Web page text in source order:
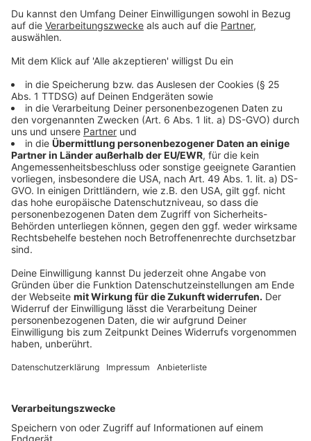
Anzeige
So macht ihr mit
Schickt eure Geschichte zusammen mit ein paar
Informationen zu eurem Urlaubsmitbringsel per E-Mail
ansommerwettbewerb@ksta-kr.de oder per Post
an die Lokalredaktion der Oberbergischen
Volkszeitung.
Erzählt, warum dieses Erinnerungsstück für euch so
besonders ist und welche Erlebnisse ihr damit
verbindet. Ein Foto eures Mitbringsels könnt ihr
ebenfalls gerne mitschicken.
Einsendeschluss ist der 15. Juli 2026.
Geldpreise für die schönsten Geschichten
Nach den Sommerferien entscheidet eine Jury über
die 20 schönsten Einsendungen. Mit dabei sind
Volkszeitung, von Radio Berg sowie weitere
Jurymitglieder.